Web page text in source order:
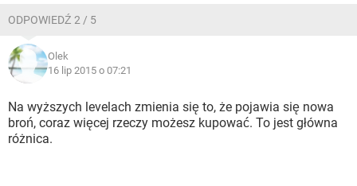
ODPOWIEDŹ 2 / 5
Olek
16 lip 2015 o 07:21
Na wyższych levelach zmienia się to, że pojawia się nowa
broń, coraz więcej rzeczy możesz kupować. To jest główna
różnica.